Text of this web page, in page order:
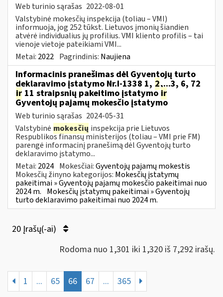
Web turinio sąrašas 2022-08-01
Valstybinė mokesčių inspekcija (toliau – VMI)
informuoja, jog 252 tūkst. Lietuvos įmonių šiandien
atvėrė individualius jų profilius. VMI kliento profilis – tai
vienoje vietoje pateikiami VMI...
Metai: 2022 Pagrindinis: Naujiena
Informacinis pranešimas dėl Gyventojų turto
deklaravimo įstatymo Nr.I-1338 1, 2,...3, 6, 72
ir 11 straipsnių pakeitimo įstatymoir
Gyventojų pajamų mokesčio įstatymo
Web turinio sąrašas 2024-05-31
Valstybinė mokesčių inspekcija prie Lietuvos
Respublikos finansų ministerijos (toliau – VMI prie FM)
parengė informacinį pranešimą dėl Gyventojų turto
deklaravimo įstatymo...
Metai: 2024 Mokesčiai:Gyventojų pajamų mokestis
Mokesčių žinyno kategorijos: Mokesčių įstatymų
pakeitimai » Gyventojų pajamų mokesčio pakeitimai nuo
2024 m. Mokesčių įstatymų pakeitimai » Gyventojų
turto deklaravimo pakeitimai nuo 2024 m.
20 Įrašų(-ai)
Rodoma nuo 1,301 iki 1,320 iš 7,292 irašų.
1 ... 65 66 67 ... 365